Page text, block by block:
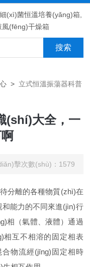
(xì)菌恒溫培養(yǎng)箱,
風(fēng)干燥箱
> 立式恒溫振蕩器科普
(shí)大全，一
擊次數(shù)：1579
分離的各種物質(zhì)在
能力的不同來進(jìn)行
相（氣體、液體）通過
相互不相溶的固定相表
物流經(jīng)固定相時